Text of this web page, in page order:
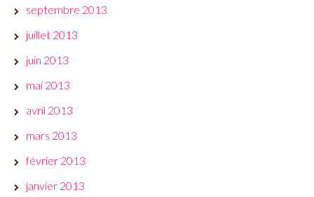
septembre 2013
juillet 2013
juin 2013
mai 2013
avril 2013
mars 2013
février 2013
janvier 2013